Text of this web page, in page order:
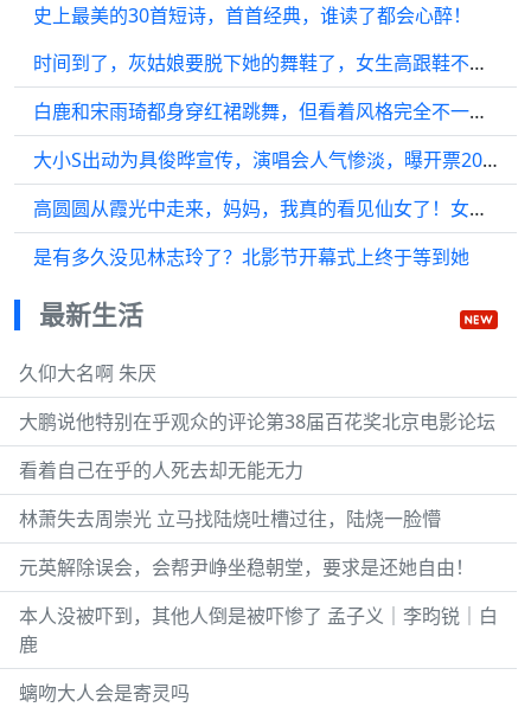
史上最美的30首短诗，首首经典，谁读了都会心醉！
时间到了，灰姑娘要脱下她的舞鞋了，女生高跟鞋不合脚滑落慌忙穿上…
白鹿和宋雨琦都身穿红裙跳舞，但看着风格完全不一样啊～各有千秋
大小S出动为具俊晔宣传，演唱会人气惨淡，曝开票20天仍未卖完
高圆圆从霞光中走来，妈妈，我真的看见仙女了！女神永远是女神，好美好优雅
是有多久没见林志玲了？北影节开幕式上终于等到她
最新生活
久仰大名啊 朱厌
大鹏说他特别在乎观众的评论第38届百花奖北京电影论坛
看着自己在乎的人死去却无能无力
林萧失去周崇光 立马找陆烧吐槽过往，陆烧一脸懵
元英解除误会，会帮尹峥坐稳朝堂，要求是还她自由！
本人没被吓到，其他人倒是被吓惨了 孟子义｜李昀锐｜白
鹿
螭吻大人会是寄灵吗